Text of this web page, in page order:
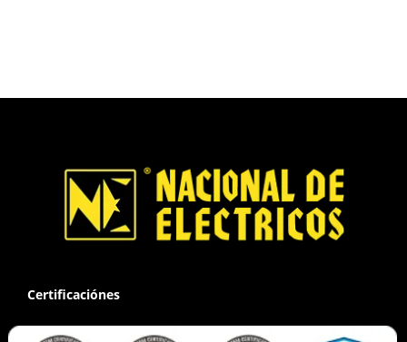
Certificaciónes